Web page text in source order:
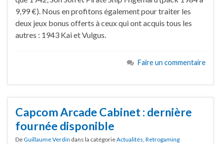
9,99 €). Nous en profitons également pour traiter les
deux jeux bonus offerts à ceux qui ont acquis tous les
autres : 1943 Kai et Vulgus.
Faire un commentaire
Capcom Arcade Cabinet : dernière
fournée disponible
DeGuillaume Verdin dans la catégorieActualités, Retrogaming